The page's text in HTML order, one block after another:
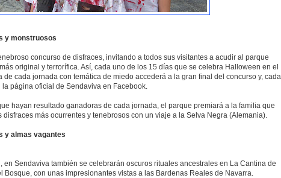
y monstruosos
concurso de disfraces, invitando a todos sus visitantes a acudir al parque
original y terrorífica. Así, cada uno de los 15 días que se celebra Halloween en el
cada jornada con temática de miedo accederá a la gran final del concurso y, cada
página oficial de Sendaviva en Facebook.
hayan resultado ganadoras de cada jornada, el parque premiará a la familia que
más ocurrentes y tenebrosos con un viaje a la Selva Negra (Alemania).
y almas vagantes
en Sendaviva también se celebrarán oscuros rituales ancestrales en La Cantina de
Bosque, con unas impresionantes vistas a las Bardenas Reales de Navarra.